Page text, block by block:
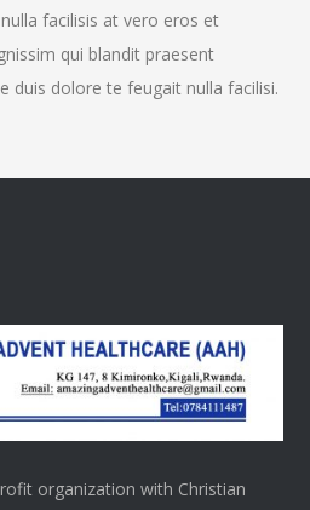
facilisis at vero eros et
qui blandit praesent
duis dolore te feugait nulla facilisi.
organization with Christian